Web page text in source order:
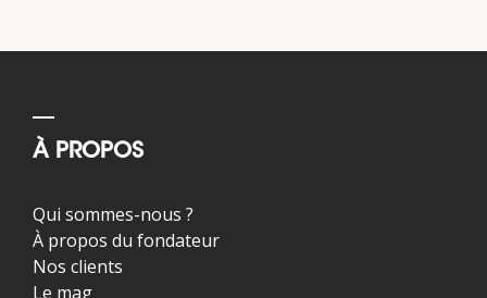
À PROPOS
Qui sommes-nous ?
À propos du fondateur
Nos clients
Le mag